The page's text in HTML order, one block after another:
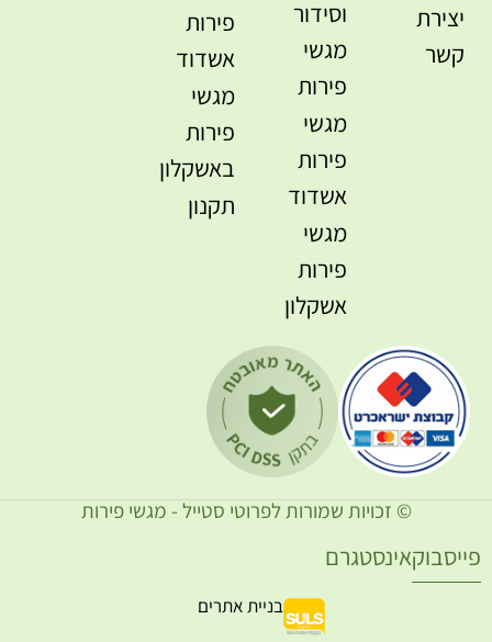
יצירת
קשר
וסידור
מגשי
פירות
מגשי
פירות
אשדוד
מגשי
פירות
אשקלון
פירות
אשדוד
מגשי
פירות
באשקלון
תקנון
© זכויות שמורות לפרוטי סטייל - מגשי פירות
בניית אתרים
אינסטגרם